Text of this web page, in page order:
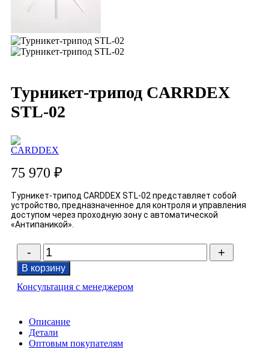
Турникет-трипод CARRDEX
STL-02
75 970 ₽
Турникет-трипод CARDDEX STL-02 представляет собой
устройство, предназначенное для контроля и управления
доступом через проходную зону с автоматической
«Антипаникой».
Количество
товара
Турникет-
CARRDEX
В корзину
Консультация с менеджером
Описание
Детали
Оптовым покупателям